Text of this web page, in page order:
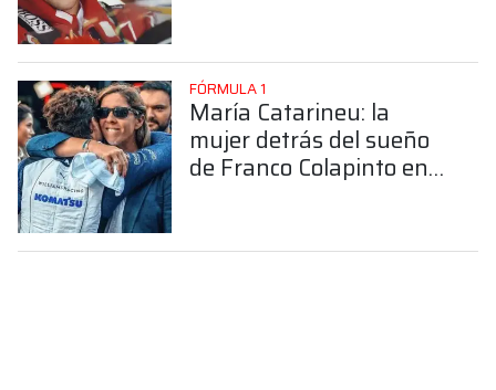
FÓRMULA 1
María Catarineu: la
mujer detrás del sueño
de Franco Colapinto en